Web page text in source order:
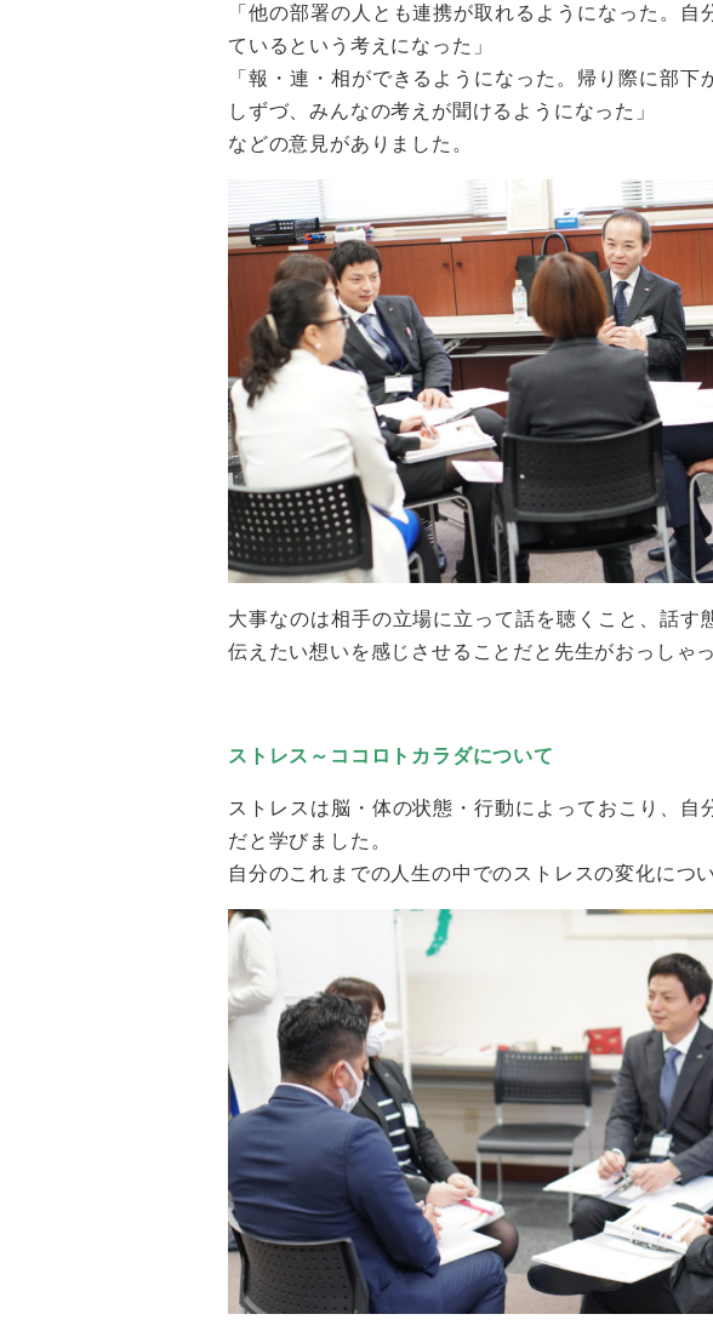
「他の部署の人とも連携が取れるようになった。
ているという考えになった」
「報・連・相ができるようになった。帰り際に部
しずづ、みんなの考えが聞けるようになった」
などの意見がありました。
大事なのは相手の立場に立って話を聴くこと、話す
伝えたい想いを感じさせることだと先生がおっしゃ
ストレス～ココロトカラダについて
ストレスは脳・体の状態・行動によっておこり、自
だと学びました。
自分のこれまでの人生の中でのストレスの変化につ